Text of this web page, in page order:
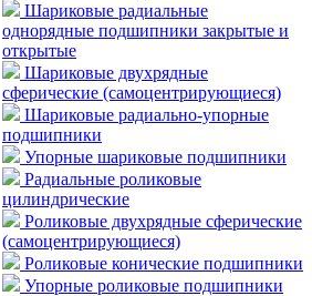
Шариковые радиальные
однорядные подшипники закрытые и
открытые
Шариковые двухрядные
сферические (самоцентрирующиеся)
Шариковые радиально-упорные
подшипники
Упорные шариковые подшипники
Радиальные роликовые
цилиндрические
Роликовые двухрядные сферические
(самоцентрирующиеся)
Роликовые конические подшипники
Упорные роликовые подшипники